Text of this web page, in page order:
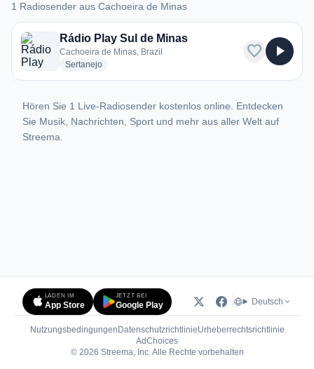
1 Radiosender aus Cachoeira de Minas
1 Radiosender aus Cachoeira de Minas
Rádio Play Sul de Minas
Cachoeira de Minas, Brazil
Sertanejoradio stations
favorite play_arrow
Hören Sie 1 Live-Radiosender kostenlos online. Entdecken
Sie Musik, Nachrichten, Sport und mehr aus aller Welt auf
Streema.
LADEN IM
App Store
JETZT BEI
Google Play Deutsch
Nutzungsbedingungen DatenschutzrichtlinieUrheberrechtsrichtlinie
AdChoices(öffnet in neuem Tab)
© 2026 Streema, Inc. Alle Rechte vorbehalten